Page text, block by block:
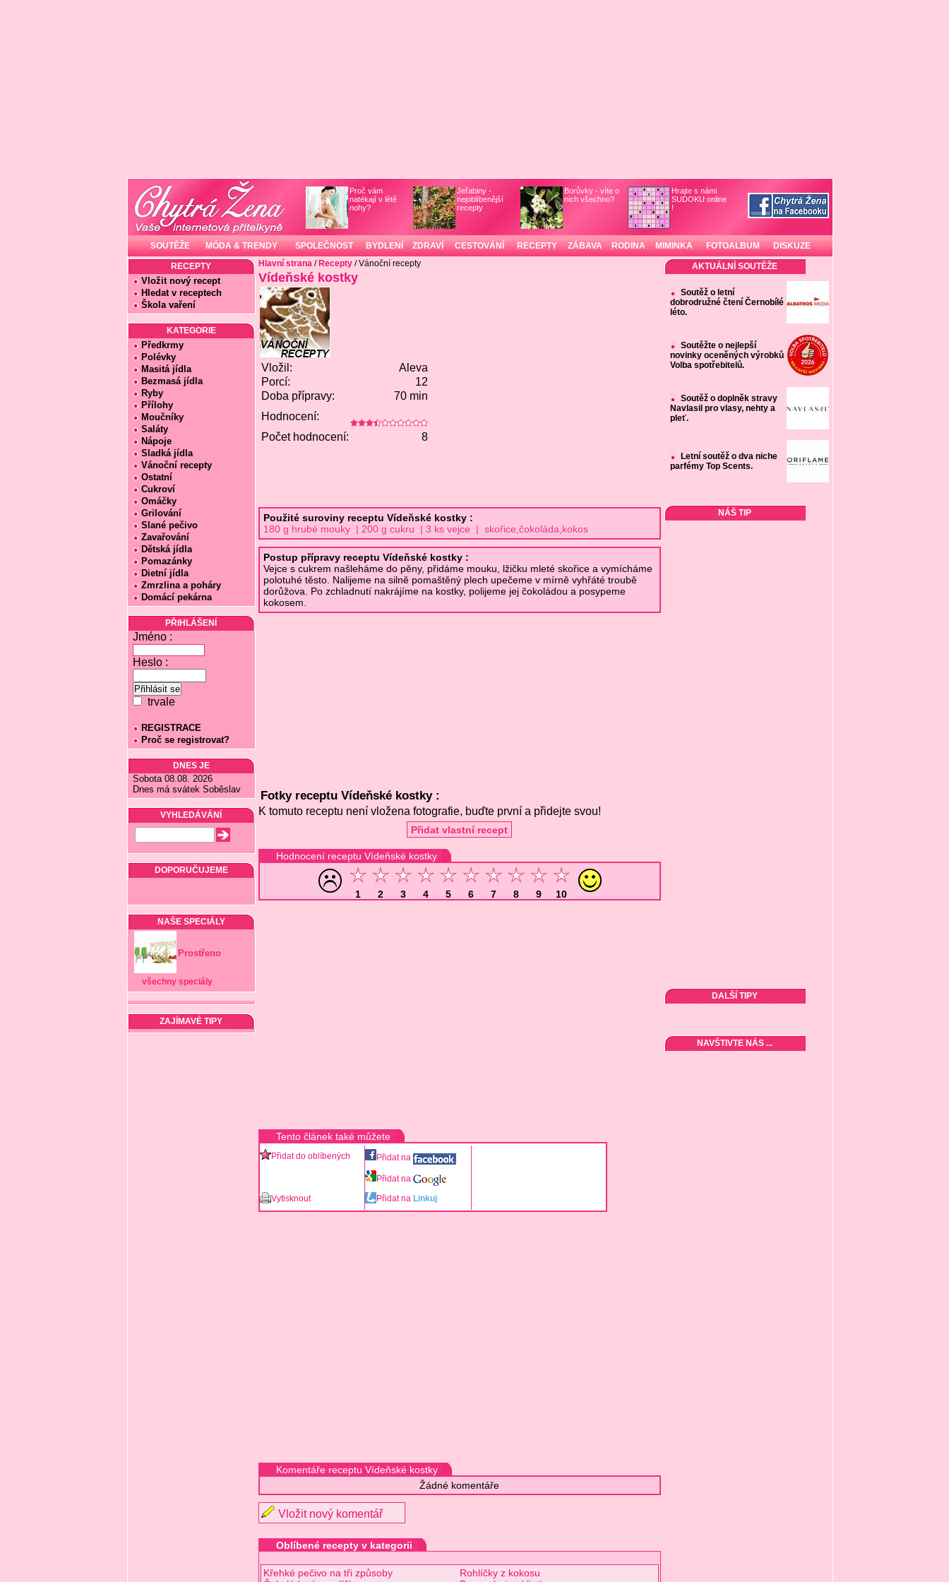
Proč vám
natékají v létě
nohy?
Jeřabiny -
nejoblíbenější
recepty
Borůvky - víte o
nich všechno?
Hrajte s námi
SUDOKU online
!
SOUTĚŽE MÓDA & TRENDY SPOLEČNOST BYDLENÍ ZDRAVÍ CESTOVÁNÍ RECEPTY ZÁBAVA RODINA MIMINKA FOTOALBUM DISKUZE
RECEPTY
Vložit nový recept
Hledat v receptech
Škola vaření
KATEGORIE
Předkrmy
Polévky
Masitá jídla
Bezmasá jídla
Ryby
Přílohy
Moučníky
Saláty
Nápoje
Sladká jídla
Vánoční recepty
Ostatní
Cukroví
Omáčky
Grilování
Slané pečivo
Zavařování
Dětská jídla
Pomazánky
Dietní jídla
Zmrzlina a poháry
Domácí pekárna
PŘIHLÁŠENÍ
Jméno :
Heslo :
trvale
REGISTRACE
Proč se registrovat?
DNES JE
Sobota 08.08. 2026
Dnes má svátek Soběslav
VYHLEDÁVÁNÍ
DOPORUČUJEME
NAŠE SPECIÁLY
Prostřeno
všechny speciály
ZAJÍMAVÉ TIPY
Hlavní strana/ Recepty/ Vánoční recepty
Vídeňské kostky
Vložil:
Aleva
Porcí:
12
Doba přípravy:
70 min
Hodnocení:
Počet hodnocení:
8
Použité suroviny receptu Vídeňské kostky :
180 g hrubé mouky | 200 g cukru | 3 ks vejce | skořice,čokoláda,kokos
Postup přípravy receptu Vídeňské kostky :
Vejce s cukrem našleháme do pěny, přidáme mouku, lžičku mleté skořice a vymícháme
polotuhé těsto. Nalijeme na silně pomaštěný plech upečeme v mírně vyhřáté troubě
dorůžova. Po zchladnutí nakrájíme na kostky, polijeme jej čokoládou a posypeme
kokosem.
Fotky receptu Vídeňské kostky :
K tomuto receptu není vložena fotografie, buďte první a přidejte svou!
Přidat vlastní recept
Hodnocení receptu Vídeňské kostky
1 2 3 4 5 6 7 8 9 10
Tento článek také můžete
Přidat do oblíbených Přidat na
Přidat na
Vytisknout
Přidat na Linkuj
Komentáře receptu Vídeňské kostky
Žádné komentáře
Vložit nový komentář
Oblíbené recepty v kategorii
Křehké pečivo na tři způsoby
Rohlíčky z kokosu
AKTUÁLNÍ SOUTĚŽE
Soutěž o letní
dobrodružné čtení Černobílé
léto.
Soutěžte o nejlepší
novinky oceněných výrobků
Volba spotřebitelů.
Soutěž o doplněk stravy
Navlasil pro vlasy, nehty a
pleť.
Letní soutěž o dva niche
parfémy Top Scents.
NÁŠ TIP
DALŠÍ TIPY
NAVŠTIVTE NÁS ...